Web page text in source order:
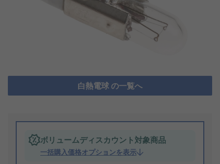
白熱電球 の一覧へ
ボリュームディスカウント対象商品
一括購入価格オプションを表示